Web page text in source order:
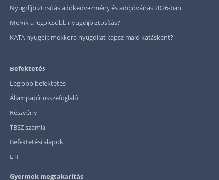
Nyugdíjbiztosítás adókedvezmény és adójóváírás 2026-ban
Melyik a legolcsóbb nyugdíjbiztosítás?
KATA nyugdíj: mekkora nyugdíjat kapsz majd katásként?
Befektetés
Legjobb befektetés
Állampapír összefoglaló
Részvény
TBSZ számla
Befektetési alapok
ETF
Gyermek megtakarítás